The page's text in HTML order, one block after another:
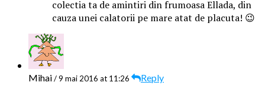
colectia ta de amintiri din frumoasa Ellada, din
cauza unei calatorii pe mare atat de placuta! 😉
Mihai/ 9 mai 2016 at 11:26 Reply